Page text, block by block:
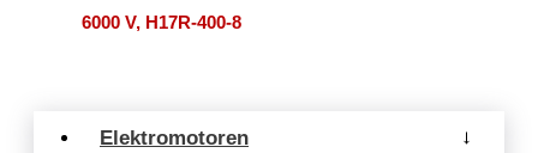
Elektromotoren →
6000 V, H17R-400-8